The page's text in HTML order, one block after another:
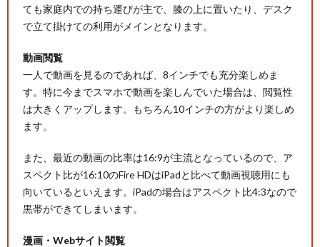
ても家庭内での持ち運びが主で、膝の上に置いたり、デスク
で立て掛けての利用がメインとなります。
動画閲覧
一人で動画を見るのであれば、8インチでも充分楽しめま
す。特に今までスマホで動画を楽しんでいた場合は、閲覧性
は大きくアップします。もちろん10インチの方がより楽しめ
ます。
また、最近の動画の比率は16:9が主流となっているので、ア
スペクト比が16:10のFire HDはiPadと比べて動画視聴用にも
向いているといえます。iPadの場合はアスペクト比4:3なので
黒帯ができてしまいます。
漫画・Webサイト閲覧